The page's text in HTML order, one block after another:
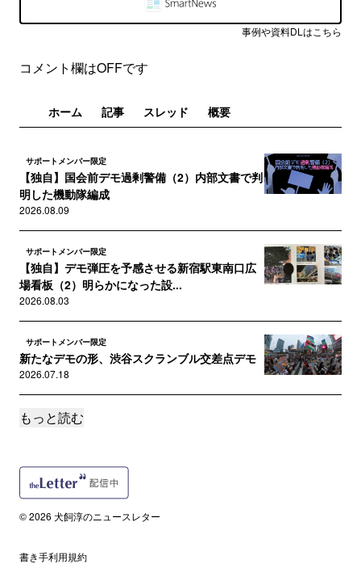
事例や資料DLはこちら
コメント欄はOFFです
ホーム 記事 スレッド 概要
サポートメンバー限定
【独自】国会前デモ過剰警備（2）内部文書で判
明した機動隊編成
2026.08.09
サポートメンバー限定
【独自】デモ弾圧を予感させる新宿駅東南口広
場看板（2）明らかになった設...
2026.08.03
サポートメンバー限定
新たなデモの形、渋谷スクランブル交差点デモ
2026.07.18
サポートメンバー限定
2026.07.07
石油・ナフサ「目詰まり」報道の記録
もっと読む
© 2026 犬飼淳のニュースレター
書き手利用規約